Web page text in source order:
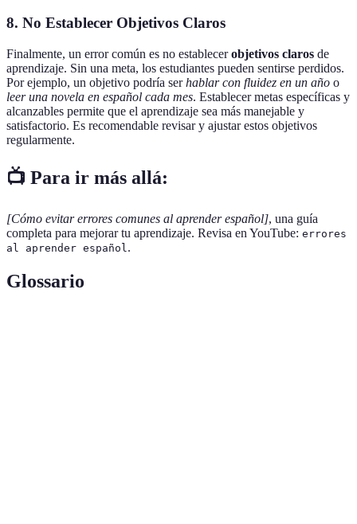
8. No Establecer Objetivos Claros
Finalmente, un error común es no establecerobjetivos claros de
aprendizaje. Sin una meta, los estudiantes pueden sentirse perdidos.
Por ejemplo, un objetivo podría serhablar con fluidez en un año o
leer una novela en español cada mes. Establecer metas específicas y
alcanzables permite que el aprendizaje sea más manejable y
satisfactorio. Es recomendable revisar y ajustar estos objetivos
regularmente.
📺 Para ir más allá:
[Cómo evitar errores comunes al aprender español], una guía
completa para mejorar tu aprendizaje. Revisa en YouTube: errores
al aprender español .
Glossario